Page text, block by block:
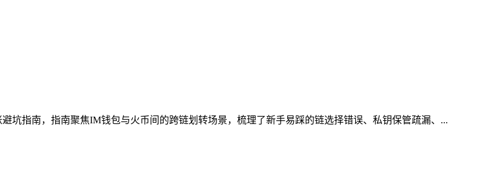
坑指南，指南聚焦IM钱包与火币间的跨链划转场景，梳理了新手易踩的链选择错误、私钥保管疏漏、...